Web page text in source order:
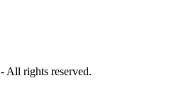
- All rights reserved.